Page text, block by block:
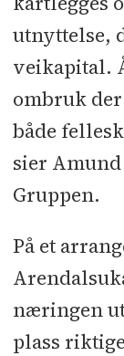
utnyttelse,
veikapital.
ombruk
både
sier
Gruppen.
På et
næringen
plass